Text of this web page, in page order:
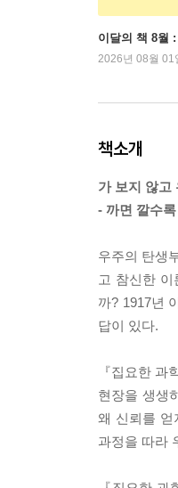
이달의 책 8월
2026년 08월 01
책소개
가 보지 않고
- 까면 깔수
우주의 탄생
고 참신한
까? 1917년
답이 있다.
『집요한
현장을 생생
왜 신뢰를 얻
과정을 따라